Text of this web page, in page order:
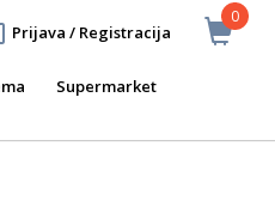
0
Prijava / Registracija
Supermarket